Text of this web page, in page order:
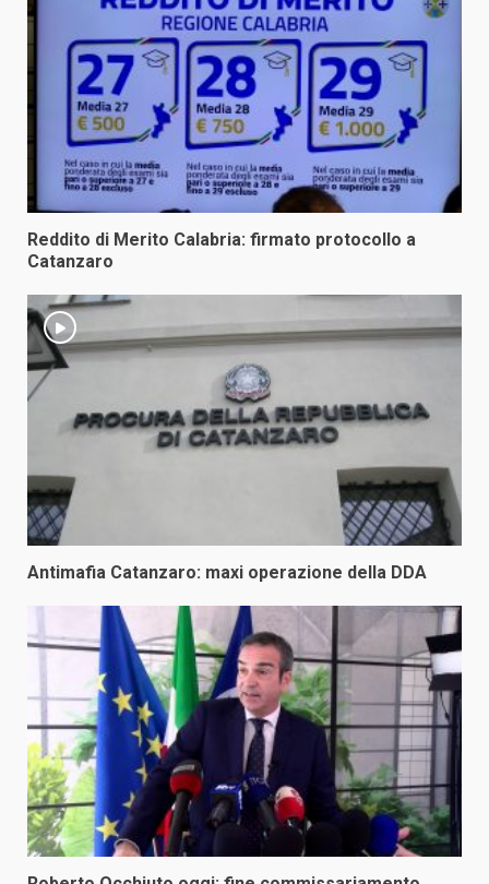
Reddito di Merito Calabria: firmato protocollo a
Catanzaro
Antimafia Catanzaro: maxi operazione della DDA